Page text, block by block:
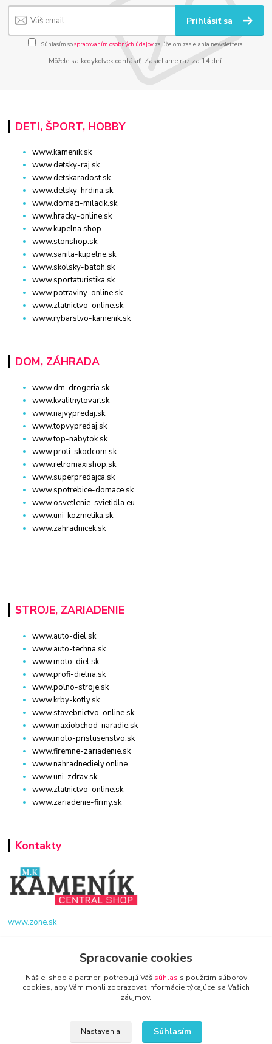
Prihlásiť sa
Súhlasím sospracovaním osobných údajov za účelom zasielania newslettera.
Môžete sa kedykoľvek odhlásiť. Zasielame raz za 14 dní.
DETI, ŠPORT, HOBBY
www.kamenik.sk
www.detsky-raj.sk
www.detskaradost.sk
www.detsky-hrdina.sk
www.domaci-milacik.sk
www.hracky-online.sk
www.kupelna.shop
www.stonshop.sk
www.sanita-kupelne.sk
www.skolsky-batoh.sk
www.sportaturistika.sk
www.potraviny-online.sk
www.zlatnictvo-online.sk
www.rybarstvo-kamenik.sk
DOM, ZÁHRADA
www.dm-drogeria.sk
www.kvalitnytovar.sk
www.najvypredaj.sk
www.topvypredaj.sk
www.top-nabytok.sk
www.proti-skodcom.sk
www.retromaxishop.sk
www.superpredajca.sk
www.spotrebice-domace.sk
www.osvetlenie-svietidla.eu
www.uni-kozmetika.sk
www.zahradnicek.sk
STROJE, ZARIADENIE
www.auto-diel.sk
www.auto-techna.sk
www.moto-diel.sk
www.profi-dielna.sk
www.polno-stroje.sk
www.krby-kotly.sk
www.stavebnictvo-online.sk
www.maxiobchod-naradie.sk
www.moto-prislusenstvo.sk
www.firemne-zariadenie.sk
www.nahradnediely.online
www.uni-zdrav.sk
www.zlatnictvo-online.sk
www.zariadenie-firmy.sk
Kontakty
www.zone.sk
+421 940 949 000
info@kamenik.sk
Spracovanie cookies
Náš e-shop a partneri potrebujú Váš súhlas s použitím súborov
cookies, aby Vám mohli zobrazovať informácie týkajúce sa Vašich
záujmov.
Nastavenia Súhlasím